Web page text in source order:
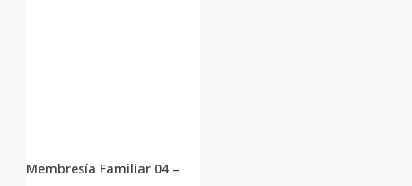
Membresía Familiar 04 –